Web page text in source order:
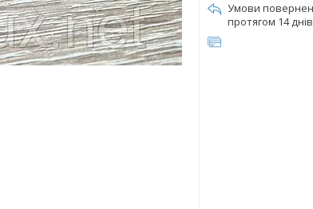
протягом 14 днів